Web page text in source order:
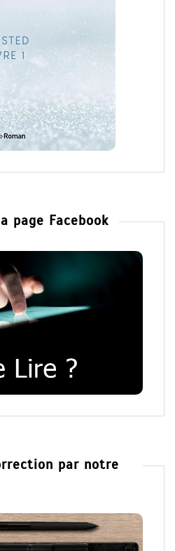
page Facebook
par notre